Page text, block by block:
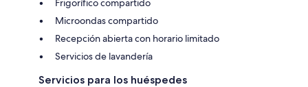
Frigorífico compartido
Microondas compartido
Recepción abierta con horario limitado
Servicios de lavandería
Servicios para los huéspedes